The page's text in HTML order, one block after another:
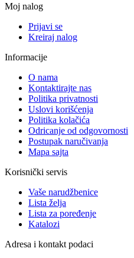
Moj nalog
Prijavi se
Kreiraj nalog
Informacije
O nama
Kontaktirajte nas
Politika privatnosti
Uslovi korišćenja
Politika kolačića
Odricanje od odgovornosti
Postupak naručivanja
Mapa sajta
Korisnički servis
Vaše narudžbenice
Lista želja
Lista za poređenje
Katalozi
Adresa i kontakt podaci